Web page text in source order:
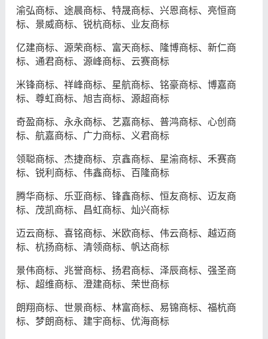
渝弘商标、途晨商标、特晟商标、兴恩商标、亮恒商
标、景威商标、锐杭商标、业友商标
亿建商标、源荣商标、富天商标、隆博商标、新仁商
标、通君商标、源峰商标、云赛商标
米锋商标、祥峰商标、星航商标、铭豪商标、博嘉商
标、尊虹商标、旭吉商标、源超商标
奇盈商标、永永商标、艺嘉商标、普鸿商标、心创商
标、航嘉商标、广力商标、义君商标
领聪商标、杰捷商标、京鑫商标、星渝商标、禾赛商
标、锐利商标、伟鑫商标、百隆商标
腾华商标、乐亚商标、锋鑫商标、恒友商标、迈友商
标、茂凯商标、昌虹商标、灿兴商标
迈云商标、喜铭商标、米欧商标、伟云商标、越迈商
标、杭扬商标、清领商标、帆达商标
景伟商标、兆誉商标、扬君商标、泽辰商标、强圣商
标、超维商标、澄建商标、荣世商标
朗翔商标、世景商标、林富商标、易锦商标、福杭商
标、梦朗商标、建宇商标、优海商标